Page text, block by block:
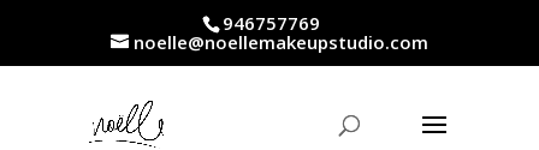
946757769
noelle@noellemakeupstudio.com